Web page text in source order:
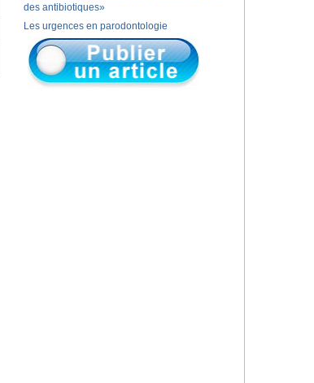
des antibiotiques»
Les urgences en parodontologie